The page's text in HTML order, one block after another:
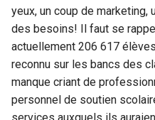
yeux, un coup de marketing,
des besoins! Il faut se
actuellement 206 617
reconnu sur les bancs des
manque criant de
personnel de soutien